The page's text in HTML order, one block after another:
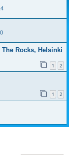
The Rocks, Helsinki
1 2
1 2